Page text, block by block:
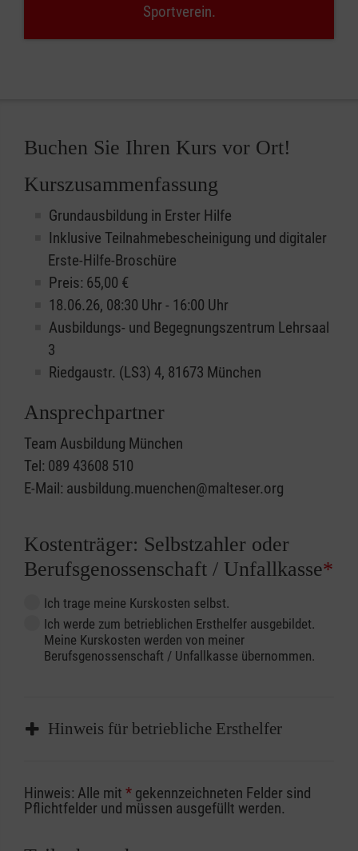
Sportverein.
Buchen Sie Ihren Kurs vor Ort!
Kurszusammenfassung
Grundausbildung in Erster Hilfe
Inklusive Teilnahmebescheinigung und digitaler
Erste-Hilfe-Broschüre
Preis: 65,00 €
18.06.26, 08:30 Uhr - 16:00 Uhr
Ausbildungs- und Begegnungszentrum Lehrsaal
3
Riedgaustr. (LS3) 4, 81673 München
Ansprechpartner
Team Ausbildung München
Tel: 089 43608 510
E-Mail: ausbildung.muenchen@malteser.org
Kostenträger: Selbstzahler oder
Berufsgenossenschaft / Unfallkasse*
Ich trage meine Kurskosten selbst.
Ich werde zum betrieblichen Ersthelfer ausgebildet.
Meine Kurskosten werden von meiner
Berufsgenossenschaft / Unfallkasse übernommen.
Hinweis für betriebliche Ersthelfer
Sofern Sie ein Kostenübernahmeverfahren
Ihrer Berufsgenossenschaft / Unfallkasse
Hinweis: Alle mit * gekennzeichneten Felder sind
Pflichtfelder und müssen ausgefüllt werden.